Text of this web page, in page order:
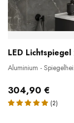
LED
Aluminium -
304,90 €
(2)